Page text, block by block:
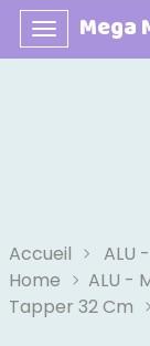
Basculer
la
Mega
Accueil ALU
Home
ALU -
Tapper 32 Cm